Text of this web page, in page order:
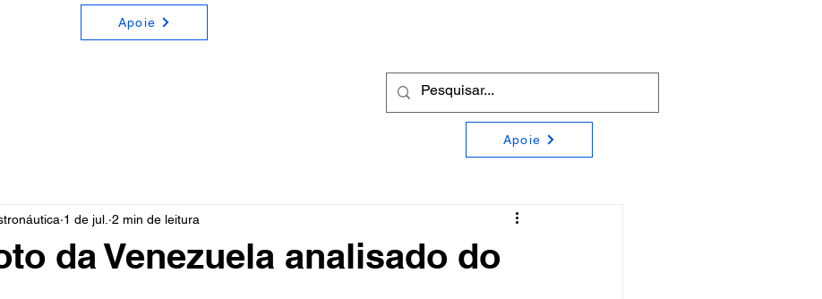
Apoie
Apoie
da Venezuela analisado do
1 de jul. 2 min de leitura